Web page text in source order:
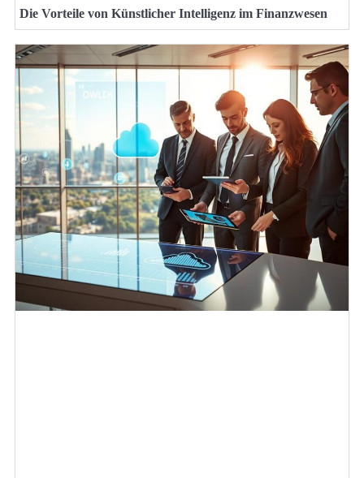
Die Vorteile von Künstlicher Intelligenz im Finanzwesen